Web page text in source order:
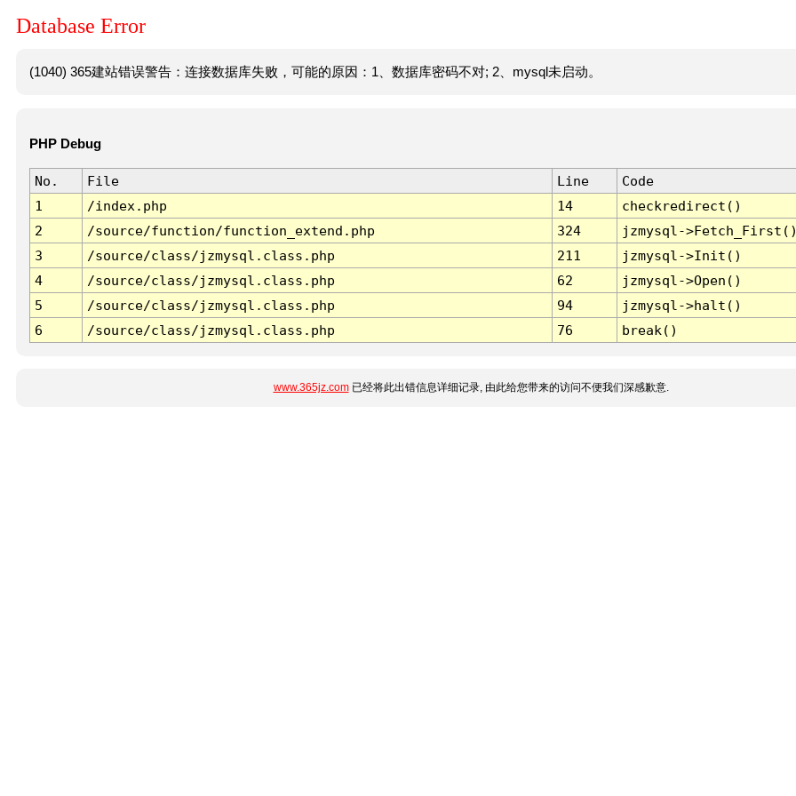
Database Error
(1040) 365建站错误警告：连接数据库失败，可能的原因：1、数据库密码不对; 2、mysql未启动。
PHP Debug
No. File Line
Code
1
/index.php 14
checkredirect()
2
/source/function/function_extend.php 324
jzmysql-
3
/source/class/jzmysql.class.php 211
jzmysql->Init()
4
/source/class/jzmysql.class.php 62
jzmysql->Open()
5
/source/class/jzmysql.class.php 94
jzmysql->halt()
6
/source/class/jzmysql.class.php 76 break()
www.365jz.com已经将此出错信息详细记录, 由此给您带来的访问不便我们深感歉意.